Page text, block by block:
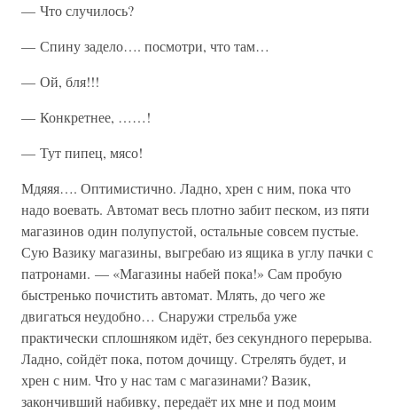
— Что случилось?
— Спину задело…. посмотри, что там…
— Ой, бля!!!
— Конкретнее, ……!
— Тут пипец, мясо!
Мдяяя…. Оптимистично. Ладно, хрен с ним, пока что
надо воевать. Автомат весь плотно забит песком, из пяти
магазинов один полупустой, остальные совсем пустые.
Сую Вазику магазины, выгребаю из ящика в углу пачки с
патронами. — «Магазины набей пока!» Сам пробую
быстренько почистить автомат. Млять, до чего же
двигаться неудобно… Снаружи стрельба уже
практически сплошняком идёт, без секундного перерыва.
Ладно, сойдёт пока, потом дочищу. Стрелять будет, и
хрен с ним. Что у нас там с магазинами? Вазик,
закончивший набивку, передаёт их мне и под моим